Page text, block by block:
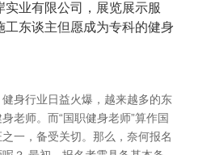
实业有限公司，展览展示服
工东谈主但愿成为专科的健身
身行业日益火爆，越来越多的东
老师。而“国职健身老师”算作国
一，备受关切。那么，奈何报名